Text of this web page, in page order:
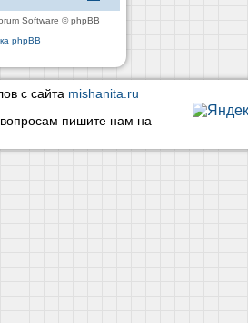
Software © phpBB
phpBB
с сайта mishanita.ru
пишите нам на